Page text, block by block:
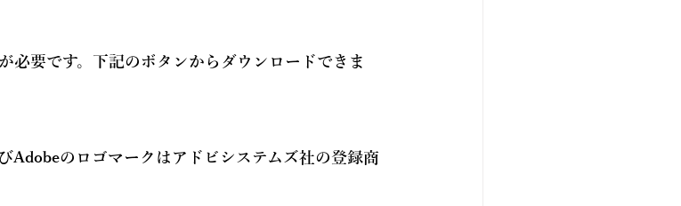
必要です。下記のボタンからダウンロードできま
Adobeのロゴマークはアドビシステムズ社の登録商